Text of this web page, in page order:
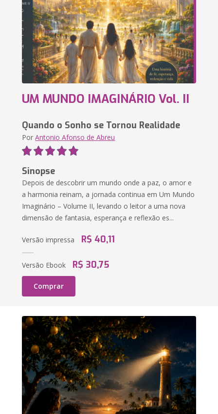
UM MUNDO IMAGINÁRIO Vol. II
Quando o Sonho se Tornou Realidade
PorAntonio Afonso de Abreu
Sinopse
Depois de descobrir um mundo onde a paz, o amor e
a harmonia reinam, a jornada continua em Um Mundo
Imaginário – Volume II, levando o leitor a uma nova
dimensão de fantasia, esperança e reflexão es...
Versão impressa R$ 40,11
Versão Ebook R$ 30,75
Comprar